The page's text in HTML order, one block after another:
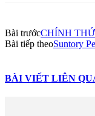
Bài trướcCHÍNH
Bài tiếp theoSuntory
BÀI VIẾT LIÊN